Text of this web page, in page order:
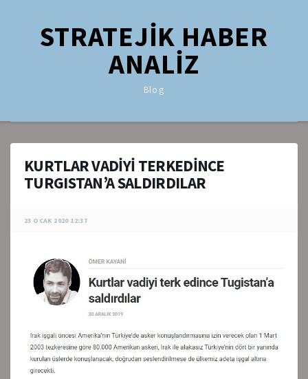
STRATEJİK HABER
ANALİZ
Blog
KURTLAR VADİYİ TERKEDİNCE
TURGISTAN’A SALDIRDILAR
23 OCAK 2020 12:37